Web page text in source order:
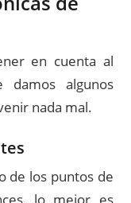
en cuenta al
damos algunos
nada mal.
de los puntos de
lo mejor es